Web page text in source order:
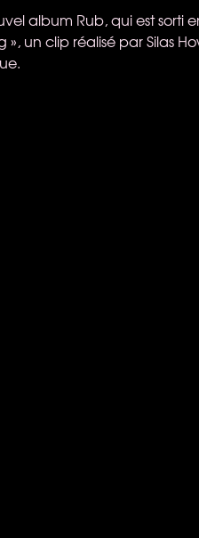
album Rub, qui est sorti
un clip réalisé par Silas